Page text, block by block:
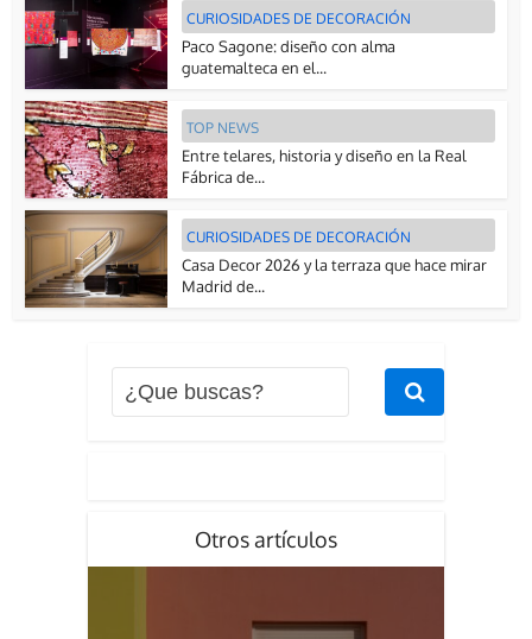
CURIOSIDADES DE DECORACIÓN
Paco Sagone: diseño con alma
guatemalteca en el...
TOP NEWS
Entre telares, historia y diseño en la Real
Fábrica de...
CURIOSIDADES DE DECORACIÓN
Casa Decor 2026 y la terraza que hace mirar
Madrid de...
Otros artículos